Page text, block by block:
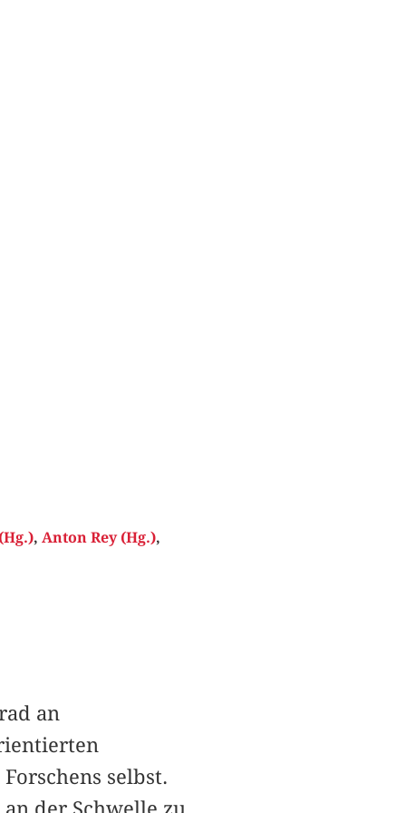
, Anton Rey (Hg.),
an
selbst.